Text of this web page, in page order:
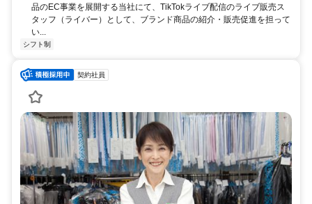
品のEC事業を展開する当社にて、TikTokライブ配信のライブ販売ス
タッフ（ライバー）として、ブランド商品の紹介・販売促進を担って
い...
シフト制
契約社員